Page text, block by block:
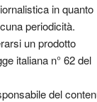
in quanto
periodicità.
un prodotto
italiana n° 62 del
del